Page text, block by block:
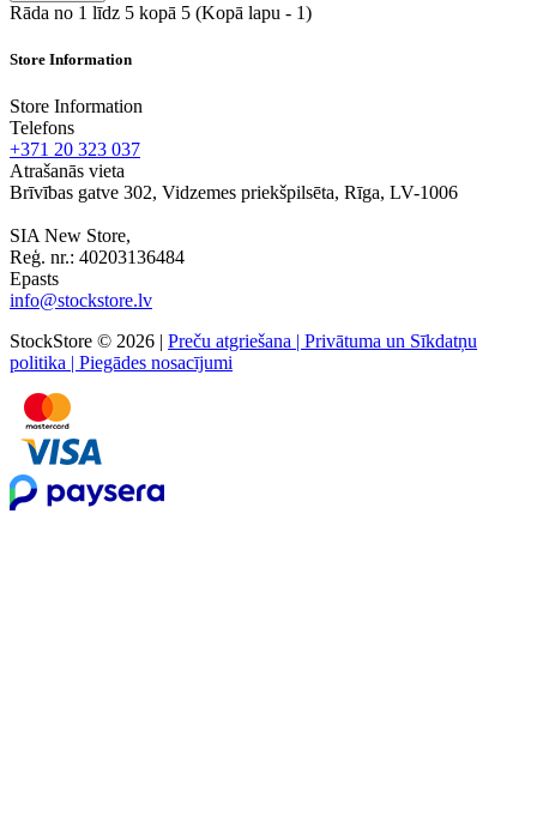
Rāda no 1 līdz 5 kopā 5 (Kopā lapu - 1)
Store Information
Store Information
Telefons
+371 20 323 037
Atrašanās vieta
Brīvības gatve 302, Vidzemes priekšpilsēta, Rīga, LV-1006
SIA New Store,
Reģ. nr.: 40203136484
Epasts
info@stockstore.lv
StockStore © 2026 | Preču atgriešana | Privātuma un Sīkdatņu
politika | Piegādes nosacījumi